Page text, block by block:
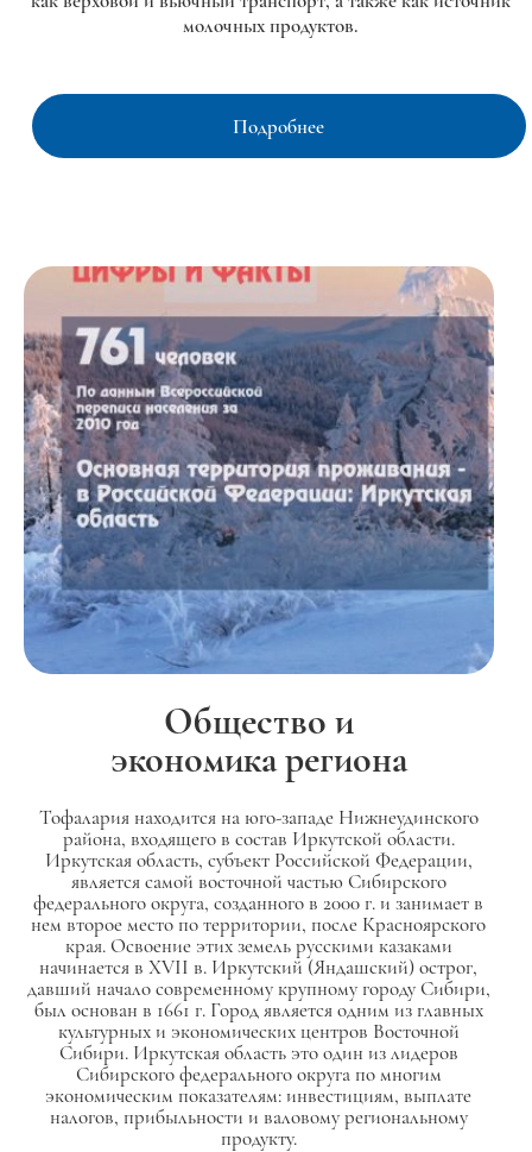
молочных продуктов.
Подробнее
Общество и
экономика региона
Тофалария находится на юго-западе Нижнеудинского
района, входящего в состав Иркутской области.
Иркутская область, субъект Российской Федерации,
является самой восточной частью Сибирского
федерального округа, созданного в 2000 г. и занимает в
нем второе место по территории, после Красноярского
края. Освоение этих земель русскими казаками
начинается в XVII в. Иркутский (Яндашский) острог,
давший начало современному крупному городу Сибири,
был основан в 1661 г. Город является одним из главных
культурных и экономических центров Восточной
Сибири. Иркутская область это один из лидеров
Сибирского федерального округа по многим
экономическим показателям: инвестициям, выплате
налогов, прибыльности и валовому региональному
продукту.